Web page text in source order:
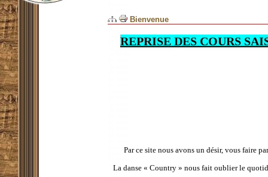
Bienvenue
REPRISE DES COURS
Par ce site nous avons un désir, vous faire
La danse « Country » nous fait oublier le